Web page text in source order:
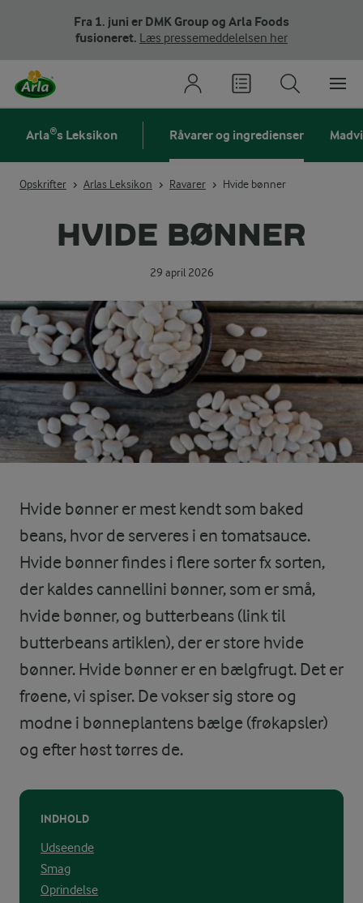
Fra 1. juni er DMK Group og Arla Foods
fusioneret. Læs pressemeddelelsen her
Arla®s Leksikon Råvarer og ingredienser
Opskrifter Arlas Leksikon Ravarer Hvide bønner
HVIDE BØNNER
29 april 2026
Hvide bønner er mest kendt som baked
beans, hvor de serveres i en tomatsauce.
Hvide bønner findes i flere sorter fx sorten,
der kaldes cannellini bønner, som er små,
hvide bønner, og butterbeans (link til
butterbeans artiklen), der er store hvide
bønner. Hvide bønner er en bælgfrugt. Det er
frøene, vi spiser. De vokser sig store og
modne i bønneplantens bælge (frøkapsler)
og efter høst tørres de.
INDHOLD
Udseende
Smag
Oprindelse